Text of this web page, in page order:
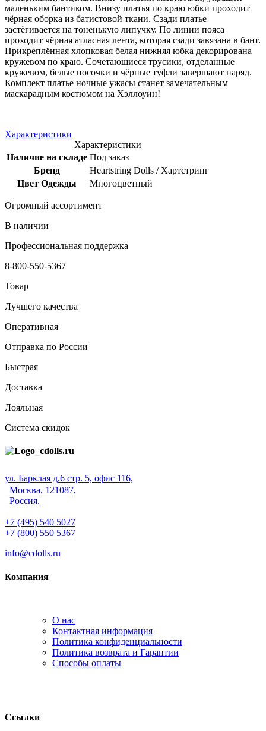
маленьким бантиком. Внизу платья по краю юбки проходит
чёрная оборка из батистовой ткани. Сзади платье
застёгивается на тоненькую липучку. По линии пояса
проходит чёрная атласная лента, которая сзади завязана в бант.
Прикреплённая хлопковая белая нижняя юбка декорирована
кружевом по краю. Сочетающиеся трусики, отделанные
кружевом, белые носочки и чёрные туфли завершают наряд.
Комплект платье ночные ужасы станет замечательным
маскарадным костюмом на Хэллоуин!
Характеристики
Характеристики
Наличие на складе Под заказ
Бренд
Heartstring Dolls / Хартстринг
Цвет Одежды
Многоцветный
Огромный ассортимент
В наличии
Профессиональная поддержка
8-800-550-5367
Товар
Лучшего качества
Оперативная
Отправка по России
Быстрая
Доставка
Лояльная
Система скидок
ул. Барклая д.6 стр. 5, офис 116,
Москва, 121087,
Россия.
+7 (495) 540 5027
+7 (800) 550 5367
info@cdolls.ru
Компания
О нас
Контактная информация
Политика конфиденциальности
Политика возврата и Гарантии
Способы оплаты
Ссылки